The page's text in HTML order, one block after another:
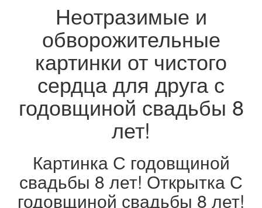
Неотразимые и
обворожительные
картинки от чистого
сердца для друга с
годовщиной свадьбы 8
лет!
Картинка С годовщиной
свадьбы 8 лет! Открытка С
годовщиной свадьбы 8 лет!